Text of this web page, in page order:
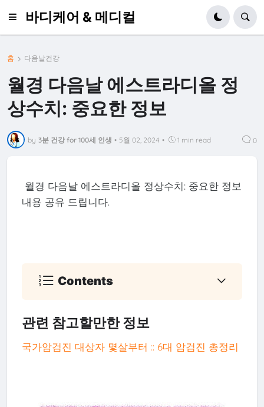
바디케어 & 메디컬
홈 다음날건강
월경 다음날 에스트라디올 정
상수치: 중요한 정보
by 3분 건강 for 100세 인생 • 5월 02, 2024 • 1 min read 0
월경 다음날 에스트라디올 정상수치: 중요한 정보
내용 공유 드립니다.
Contents
관련 참고할만한 정보
국가암검진 대상자 몇살부터 :: 6대 암검진 총정리